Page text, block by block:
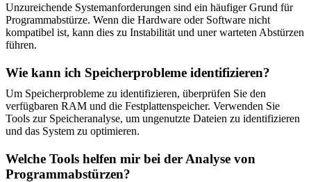
Unzureichende Systemanforderungen sind ein häufiger Grund für
Programmabstürze. Wenn die Hardware oder Software nicht
kompatibel ist, kann dies zu Instabilität und uner warteten Abstürzen
führen.
Wie kann ich Speicherprobleme identifizieren?
Um Speicherprobleme zu identifizieren, überprüfen Sie den
verfügbaren RAM und die Festplattenspeicher. Verwenden Sie
Tools zur Speicheranalyse, um ungenutzte Dateien zu identifizieren
und das System zu optimieren.
Welche Tools helfen mir bei der Analyse von
Programmabstürzen?